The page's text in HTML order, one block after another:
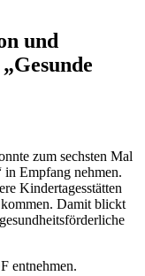
und
zum sechsten Mal
in Empfang nehmen.
Kindertagesstätten
kommen. Damit blickt
entnehmen.